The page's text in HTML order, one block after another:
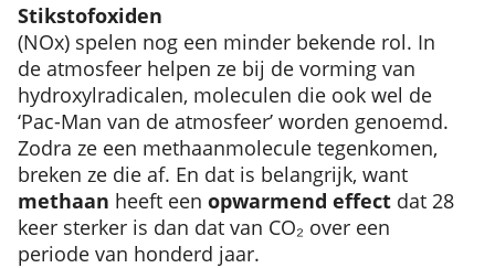
Stikstofoxiden
(NOx) spelen nog een minder bekende rol. In
de atmosfeer helpen ze bij de vorming van
hydroxylradicalen, moleculen die ook wel de
‘Pac-Man van de atmosfeer’ worden genoemd.
Zodra ze een methaanmolecule tegenkomen,
breken ze die af. En dat is belangrijk, want
methaan heeft een opwarmend effect dat 28
keer sterker is dan dat van CO₂ over een
periode van honderd jaar.